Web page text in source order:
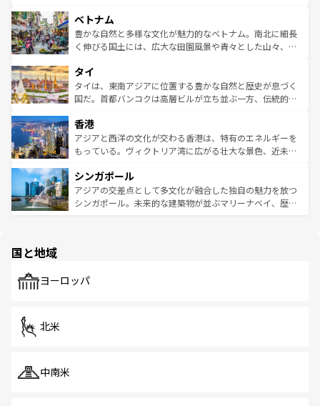
参照してほしい。
容にもいいと評判のスイーツなど、バラエティ豊かな料理
が味わえる。 なお、新着の台湾情報は コンテンツ一覧を参
照してほしい。
き、地方に足を延ばせば四季折々の自然美を楽しむことが
できる。そして、キムチや焼肉、絶品のストリートフード
まで、さまざまな韓国料理が待っている。夜には、韓国な
リティに包まれながら、韓国の多彩な魅力を心ゆくまで味
わってみてほしい。 なお、新着の韓国情報はコンテンツ一
覧を参照してほしい。
ベトナム
豊かな自然と多様な文化が魅力的なベトナム。南北に細長
く伸びる国土には、広大な田園風景や青々とした山々、世
急速な発展と共に伝統が息づく。ハノイの古い町並みやホ
ーチミン市のフランス統治時代の建物も、独特の雰囲気を
醸し出している。また、バラエティの豊かさとおいしさで
とつ。フォーやバインミー、ベトナムコーヒーなどは、ぜ
ひ現地で味わいたい。どの地域を訪れてもあたたかい人々
が旅行者を迎えてくれるので、きっと忘れられない旅にな
参照してほしい。
タイ
タイは、東南アジアに位置する豊かな自然と歴史が息づく
国だ。首都バンコクは高層ビルが立ち並ぶ一方、伝統的な
の活気が交差している。北部ではチェンマイなどの山岳地
帯で自然と触れ合い、南部ではプーケットやクラビの美し
いビーチでリゾート気分を楽しむことができる。タイ料理
激する。気候は一年中温暖で、どの季節にも異なる楽しみ
が待っている。親しみやすいタイの人々、仏教を中心とし
た文化、そして多様な観光資源が、訪れる旅人を魅了し続
香港
アジアと西洋の文化が交わる香港は、特有のエネルギーを
もっている。ヴィクトリア湾に広がる壮大な景色、近未来
み、どこを訪れても感動するはず。観光スポットが密集し
ており、効率よく見どころを回れるのも魅力。息をのむよ
うな絶景から文化的な体験まで、香港を存分に楽しみ尽く
シンガポール
アジアの交差点として多文化が融合した独自の魅力を放つ
シンガポール。未来的な建築物が並ぶマリーナベイ、歴史
で、ホーカーズは地元の風情を楽しめる外せないスポット
国と地域
ヨーロッパ
北米
中南米